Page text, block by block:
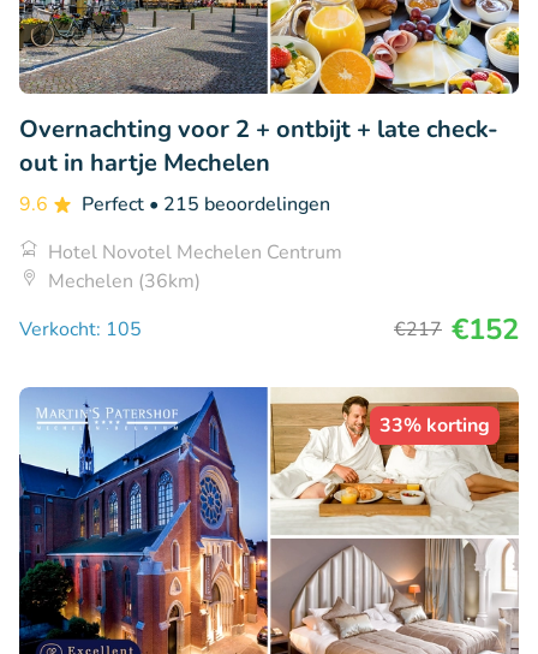
Overnachting voor 2 + ontbijt + late check-
out in hartje Mechelen
9.6 Perfect • 215 beoordelingen
Hotel Novotel Mechelen Centrum
Mechelen (36km)
Verkocht: 105
€217 €152
33% korting